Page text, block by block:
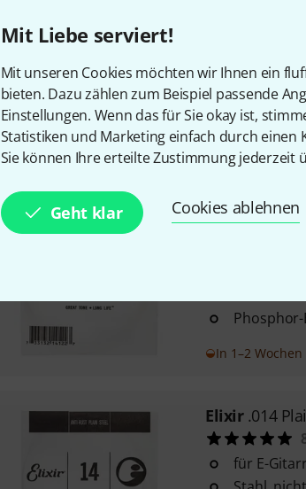
Mit Liebe serviert!
Mit unseren Cookies möchten wir Ihnen ein
bieten. Dazu zählen zum Beispiel passende
Einstellungen. Wenn das für Sie okay ist,
Statistiken und Marketing einfach durch einen
Sie können Ihre erteilte Zustimmung jederzeit
Geht klar Cookies ablehnen
für E-
Stahl,
Anti-Rost
Sofort lieferbar
Elixir.022
In 1–2
Elixir .014
für E-